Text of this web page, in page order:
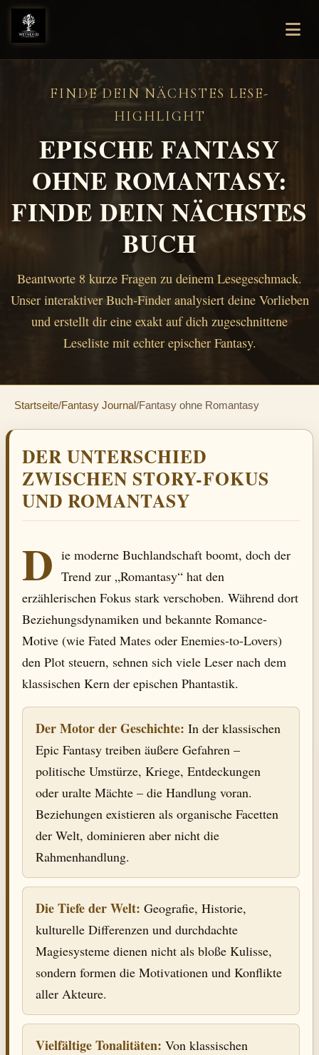
FINDE DEIN NÄCHSTES LESE-
HIGHLIGHT
EPISCHE FANTASY
OHNE ROMANTASY:
FINDE DEIN NÄCHSTES
BUCH
Beantworte 8 kurze Fragen zu deinem Lesegeschmack.
Unser interaktiver Buch-Finder analysiert deine Vorlieben
und erstellt dir eine exakt auf dich zugeschnittene
Leseliste mit echter epischer Fantasy.
Startseite/Fantasy Journal/Fantasy ohne Romantasy
DER UNTERSCHIED
ZWISCHEN STORY-FOKUS
UND ROMANTASY
D ie moderne Buchlandschaft boomt, doch der
Trend zur „Romantasy“ hat den
erzählerischen Fokus stark verschoben. Während dort
Beziehungsdynamiken und bekannte Romance-
Motive (wie Fated Mates oder Enemies-to-Lovers)
den Plot steuern, sehnen sich viele Leser nach dem
klassischen Kern der epischen Phantastik.
Der Motor der Geschichte: In der klassischen
Epic Fantasy treiben äußere Gefahren –
politische Umstürze, Kriege, Entdeckungen
oder uralte Mächte – die Handlung voran.
Beziehungen existieren als organische Facetten
der Welt, dominieren aber nicht die
Rahmenhandlung.
Die Tiefe der Welt: Geografie, Historie,
kulturelle Differenzen und durchdachte
Magiesysteme dienen nicht als bloße Kulisse,
sondern formen die Motivationen und Konflikte
aller Akteure.
Vielfältige Tonalitäten: Von klassischen